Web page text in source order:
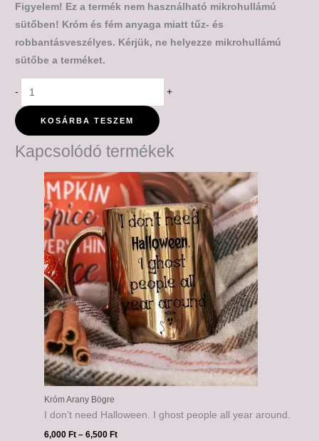
Figyelem! Ez a termék nem használható mikrohullámú
sütőben! Króm és fém anyaga miatt tűz- és
robbantásveszélyes. Kérjük, ne helyezze mikrohullámú
sütőbe a terméket.
- +
KOSÁRBA TESZEM
Kapcsolódó termékek
Króm Arany Bögre
I don’t need Halloween. I ghost people all year around.
6,000 Ft – 6,500 Ft
6,000 Ft
-
6,500 Ft